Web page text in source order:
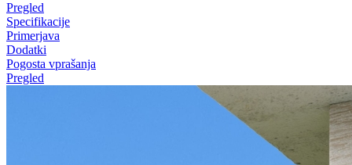
Pregled
Specifikacije
Primerjava
Dodatki
Pogosta vprašanja
Pregled